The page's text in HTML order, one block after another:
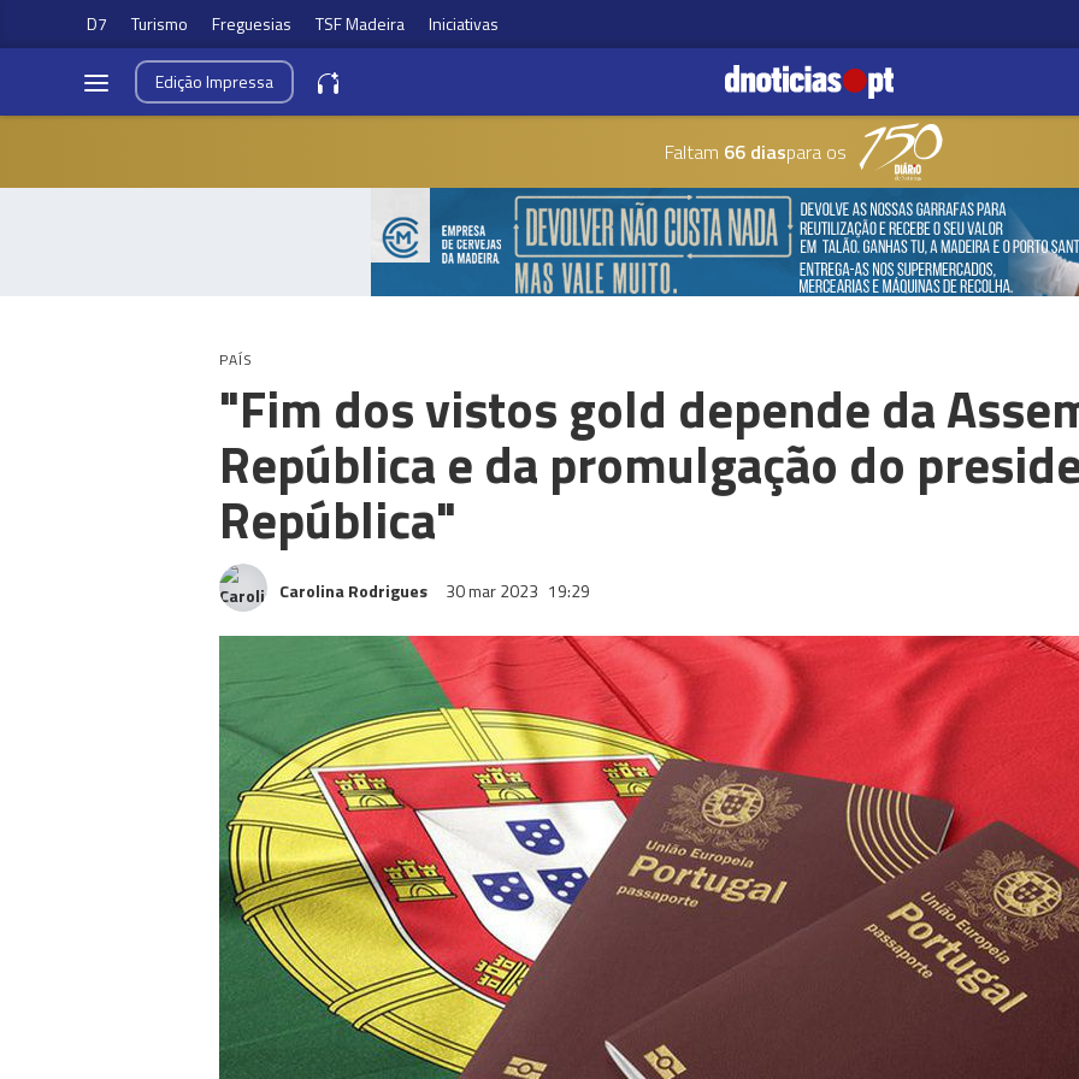
D7 Turismo Freguesias TSF Madeira Iniciativas
EdiçãoImpressa
Faltam 66 diaspara os
PAÍS
"Fim dos vistos gold depende da
República e da promulgação do
República"
Carolina Rodrigues 30 mar 2023 19:29